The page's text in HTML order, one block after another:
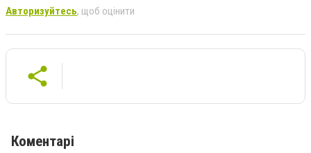
Авторизуйтесь, щоб оцінити
Коментарі